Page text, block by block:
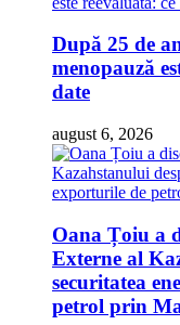
După 25 de
menopauză
date
august 6, 2026
Oana Țoiu a
Externe al
securitatea
petrol prin